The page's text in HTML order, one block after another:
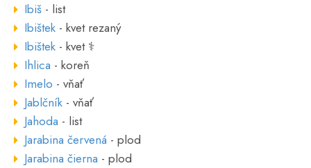
Ibiš - list
Ibištek - kvet rezaný
Ibištek - kvet ⚕
Ihlica - koreň
Imelo - vňať
Jablčník - vňať
Jahoda - list
Jarabina červená - plod
Jarabina čierna - plod